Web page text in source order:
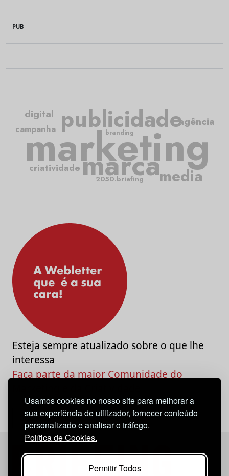
Usamos cookies no nosso site para melhorar a
sua experiência de utilizador, fornecer conteúdo
personalizado e analisar o tráfego.
Política de Cookies.
Permitir Todos
PUB
marketing
publicidade
marca
criatividade
campanha
media
agência
digital
2050.briefing
branding
Esteja sempre atualizado sobre o que lhe
interessa
Faça parte da maior Comunidade do